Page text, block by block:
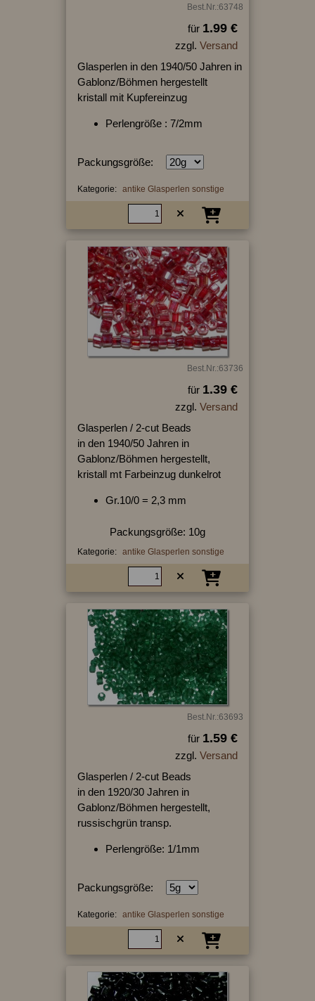
Best.Nr.:63748
für 1.99 €
zzgl. Versand
Glasperlen in den 1940/50 Jahren in
Gablonz/Böhmen hergestellt
kristall mit Kupfereinzug
Perlengröße : 7/2mm
Packungsgröße:
Kategorie: antike Glasperlen sonstige
Best.Nr.:63736
für 1.39 €
zzgl. Versand
Glasperlen / 2-cut Beads
in den 1940/50 Jahren in
Gablonz/Böhmen hergestellt,
kristall mt Farbeinzug dunkelrot
Gr.10/0 = 2,3 mm
Packungsgröße: 10g
Kategorie: antike Glasperlen sonstige
Best.Nr.:63693
für 1.59 €
zzgl. Versand
Glasperlen / 2-cut Beads
in den 1920/30 Jahren in
Gablonz/Böhmen hergestellt,
russischgrün transp.
Perlengröße: 1/1mm
Packungsgröße:
Kategorie: antike Glasperlen sonstige